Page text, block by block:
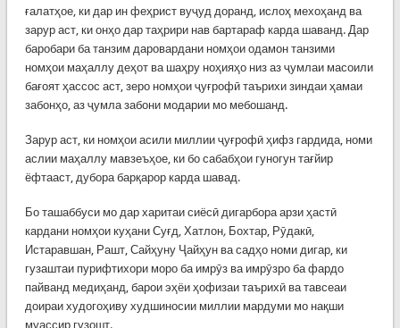
ғалатҳое, ки дар ин феҳрист вуҷуд доранд, ислоҳ мехоҳанд ва
зарур аст, ки онҳо дар таҳрири нав бартараф карда шаванд. Дар
баробари ба танзим даровардани номҳои одамон танзими
номҳои маҳаллу деҳот ва шаҳру ноҳияҳо низ аз ҷумлаи масоили
бағоят ҳассос аст, зеро номҳои ҷуғрофӣ таърихи зиндаи ҳамаи
забонҳо, аз ҷумла забони модарии мо мебошанд.
Зарур аст, ки номҳои асили миллии ҷуғрофӣ ҳифз гардида, номи
аслии маҳаллу мавзеъҳое, ки бо сабабҳои гуногун тағйир
ёфтааст, дубора барқарор карда шавад.
Бо ташаббуси мо дар харитаи сиёсӣ дигарбора арзи ҳастӣ
кардани номҳои куҳани Суғд, Хатлон, Бохтар, Рӯдакӣ,
Истаравшан, Рашт, Сайҳуну Ҷайҳун ва садҳо номи дигар, ки
гузаштаи пурифтихори моро ба имрӯз ва имрӯзро ба фардо
пайванд медиҳанд, барои эҳёи ҳофизаи таърихӣ ва тавсеаи
доираи худогоҳиву худшиносии миллии мардуми мо нақши
муассир гузошт.